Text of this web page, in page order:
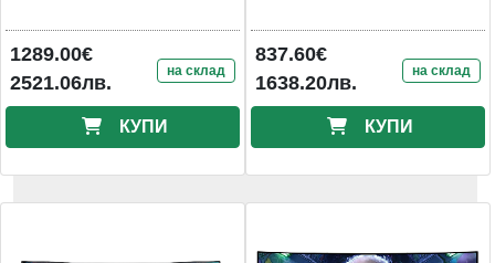
1289.00€
2521.06лв.
на склад
КУПИ
837.60€
1638.20лв.
на склад
КУПИ